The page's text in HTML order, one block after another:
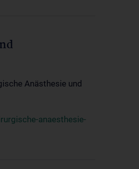
Anästhesie und
anaesthesie-